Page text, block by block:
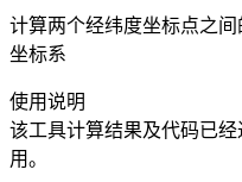
计算两个经纬度坐标点之间
坐标系
使用说明
该工具计算结果及代码已
用。